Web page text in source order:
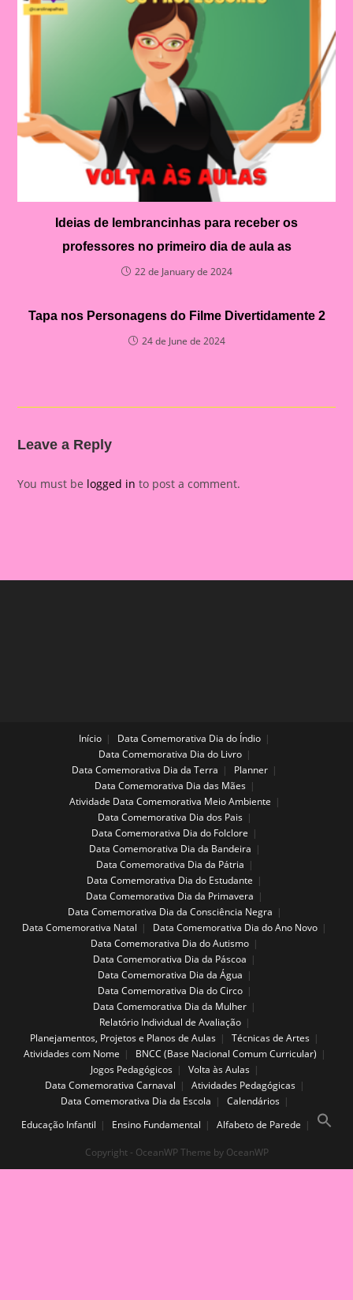
Ideias de lembrancinhas para receber os
professores no primeiro dia de aula as
22 de January de 2024
Tapa nos Personagens do Filme Divertidamente 2
24 de June de 2024
Leave a Reply
You must be logged in to post a comment.
Início
Data Comemorativa Dia do Índio
Data Comemorativa Dia do Livro
Data Comemorativa Dia da Terra
Planner
Data Comemorativa Dia das Mães
Atividade Data Comemorativa Meio Ambiente
Data Comemorativa Dia dos Pais
Data Comemorativa Dia do Folclore
Data Comemorativa Dia da Bandeira
Data Comemorativa Dia da Pátria
Data Comemorativa Dia do Estudante
Data Comemorativa Dia da Primavera
Data Comemorativa Dia da Consciência Negra
Data Comemorativa Natal
Data Comemorativa Dia do Ano Novo
Data Comemorativa Dia do Autismo
Data Comemorativa Dia da Páscoa
Data Comemorativa Dia da Água
Data Comemorativa Dia do Circo
Data Comemorativa Dia da Mulher
Relatório Individual de Avaliação
Planejamentos, Projetos e Planos de Aulas
Técnicas de Artes
Atividades com Nome
BNCC (Base Nacional Comum Curricular)
Jogos Pedagógicos
Volta às Aulas
Data Comemorativa Carnaval
Atividades Pedagógicas
Data Comemorativa Dia da Escola
Calendários
Educação Infantil
Ensino Fundamental Alfabeto de Parede
Copyright - OceanWP Theme by OceanWP